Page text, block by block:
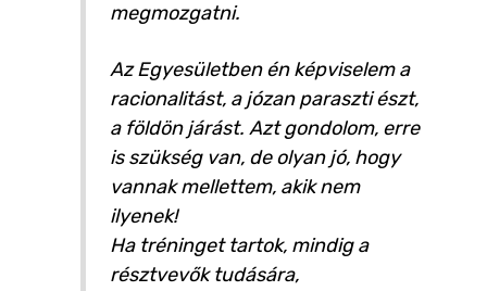
megmozgatni.
Az Egyesületben én képviselem a
racionalitást, a józan paraszti észt,
a földön járást. Azt gondolom, erre
is szükség van, de olyan jó, hogy
vannak mellettem, akik nem
ilyenek!
Ha tréninget tartok, mindig a
résztvevők tudására,